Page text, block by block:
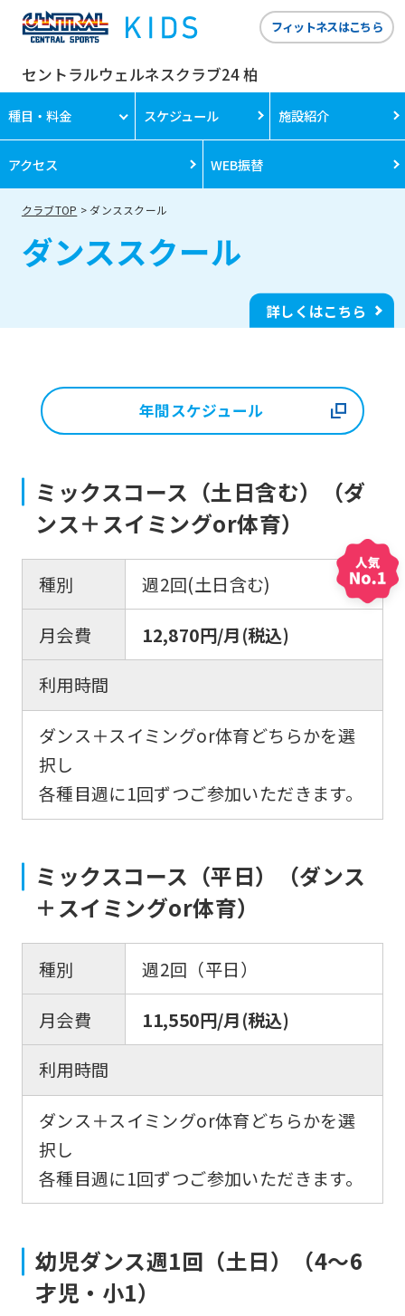
セントラルウェルネスクラブ24 柏
フィットネスはこちら
種目・料金 スケジュール 施設紹介
アクセス WEB振替
クラブTOP ダンススクール
ダンススクール
詳しくはこちら
年間スケジュール
ミックスコース（土日含む）（ダ
ンス＋スイミングor体育）
種別
週2回(土日含む)
月会費
12,870円/月(税込)
利用時間
ダンス＋スイミングor体育どちらかを選
択し
各種目週に1回ずつご参加いただきます。
ミックスコース（平日）（ダンス
＋スイミングor体育）
種別
週2回（平日）
月会費
11,550円/月(税込)
利用時間
ダンス＋スイミングor体育どちらかを選
択し
各種目週に1回ずつご参加いただきます。
幼児ダンス週1回（土日）（4～6
才児・小1）